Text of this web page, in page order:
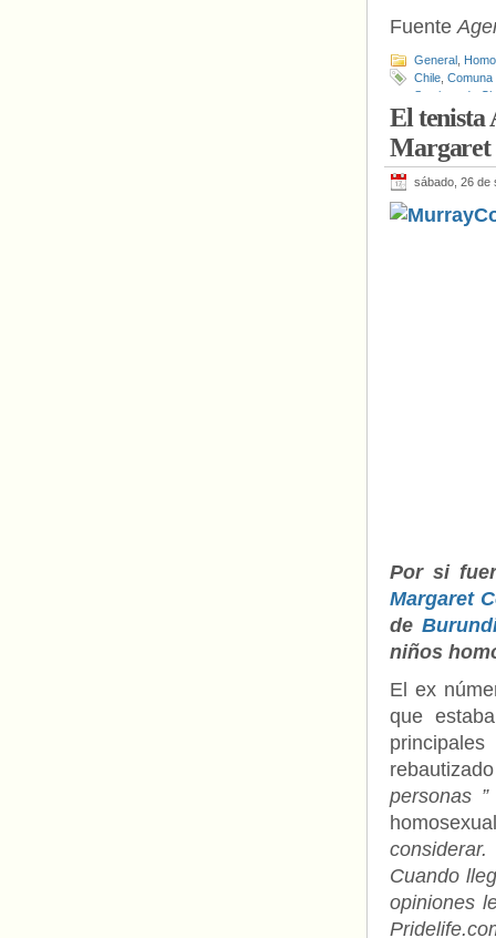
Fuente
General
Chile Comuna
Santiago de
El tenista
Margaret
sábado, 26 de
Por si
Margaret
de
niños
El ex
que
personas
Cuando
opiniones